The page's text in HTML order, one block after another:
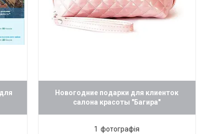
Новогодние подарки для клиенток
салона красоты "Багира"
1